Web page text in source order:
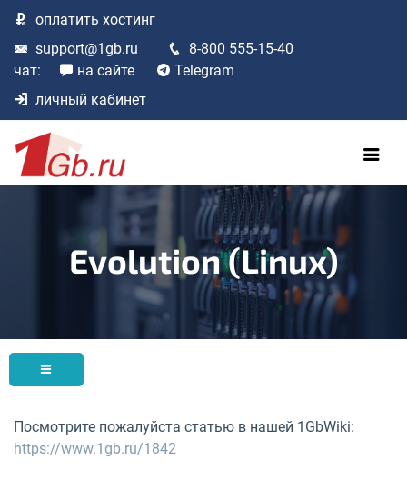
оплатить хостинг
support@1gb.ru
8-800 555-15-40
чат:
на сайте
Telegram
личный кабинет
Evolution (Linux)
Посмотрите пожалуйста статью в нашей 1GbWiki:
https://www.1gb.ru/1842